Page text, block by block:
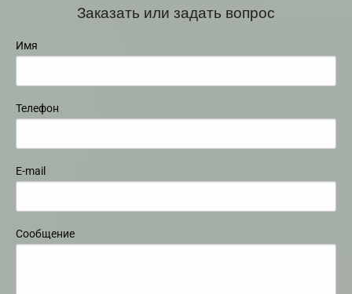
Заказать или задать вопрос
Имя
Телефон
E-mail
Сообщение